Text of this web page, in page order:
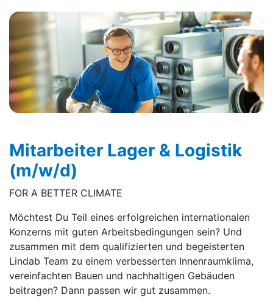
Mitarbeiter Lager & Logistik
(m/w/d)
FOR A BETTER CLIMATE
Möchtest Du Teil eines erfolgreichen internationalen
Konzerns mit guten Arbeitsbedingungen sein? Und
zusammen mit dem qualifizierten und begeisterten
Lindab Team zu einem verbesserten Innenraumklima,
vereinfachten Bauen und nachhaltigen Gebäuden
beitragen? Dann passen wir gut zusammen.